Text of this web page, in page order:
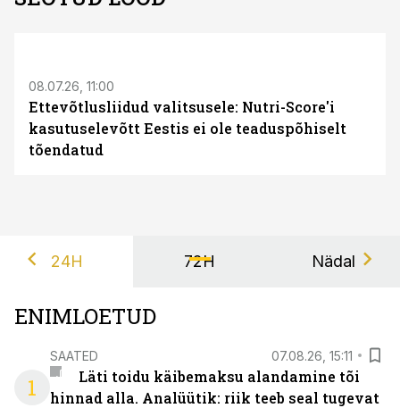
08.07.26, 11:00
Ettevõtlusliidud valitsusele: Nutri-Score'i
kasutuselevõtt Eestis ei ole teaduspõhiselt
tõendatud
24H 72H Nädal
ENIMLOETUD
1
SAATED 07.08.26, 15:11
Läti toidu käibemaksu alandamine tõi
hinnad alla. Analüütik: riik teeb seal tugevat